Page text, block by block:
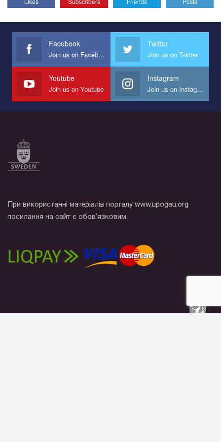
Эмоционально сильный ролик от команды "Гей-альянс
представляющий программу развития организации.
Мы просим вас поддержать нас и помочь нам реализовать
наш план по борьбе с насилием и дискриминацией на почве
СОГИ в Украине.
Все, что вам нужно сделать - это зайти на наш канал YouTube
Facebook
Join us on Facebook
Twitter
Join us on Twitter
Youtube
Join us on Youtube
Instagram
Join us on Instagram
При використанні матеріалів порталу www.upogau.org
посилання на сайт є обов’язковим.